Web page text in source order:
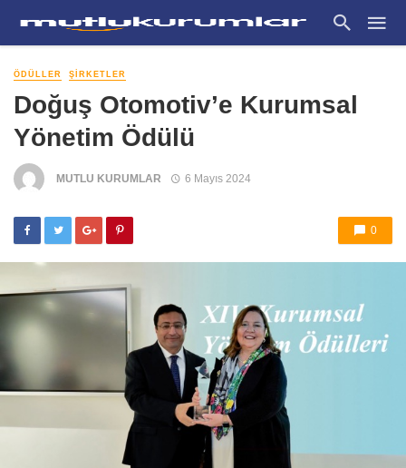
ÖDÜLLER ŞIRKETLER
Doğuş Otomotiv’e Kurumsal
Yönetim Ödülü
MUTLU KURUMLAR 6 Mayıs 2024
0